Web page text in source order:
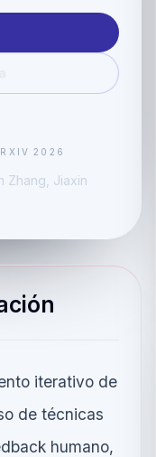
2026
Zhang, Jiaxin
iterativo de
de técnicas
humano,